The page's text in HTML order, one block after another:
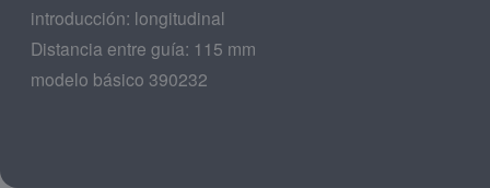
introducción: longitudinal
Distancia entre guía: 115 mm
modelo básico 390232